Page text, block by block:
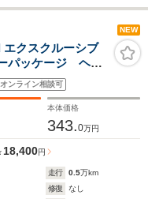
NEW
クスクルーシブ
パッケージ ヘッ
シート ステア
クティブクルー
ヘッドライ
オンライン相談可
本体価格
343.0万円
18,400円
走行 0.5万km
修復
なし